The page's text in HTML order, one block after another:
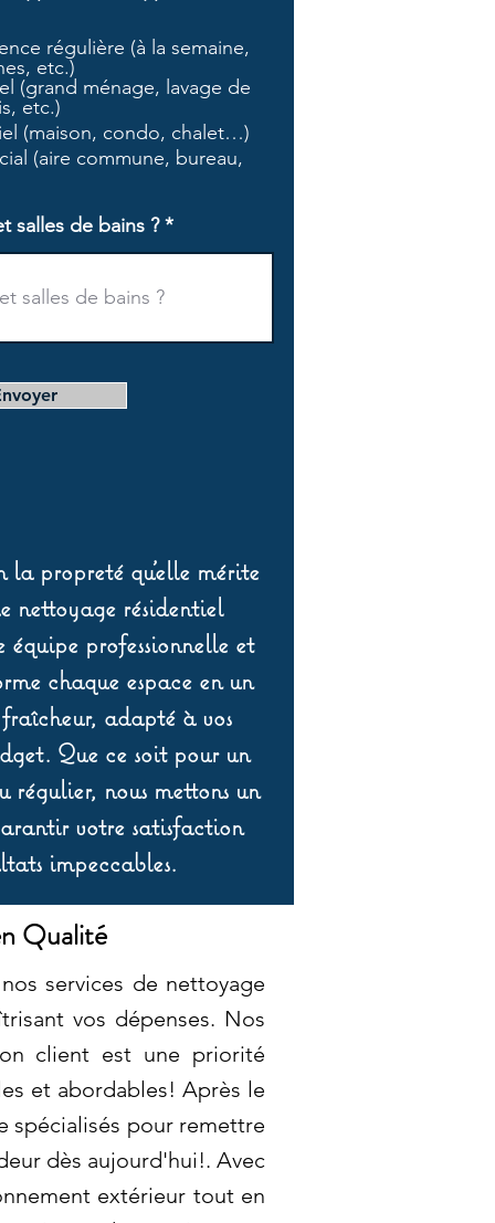
i
a
o
i
régulière (à la semaine,
etc.)
(grand ménage, lavage de
etc.)
(maison, condo, chalet…)
(aire commune, bureau,
salles de bains ?
propreté qu’elle mérite
nettoyage résidentiel
professionnelle et
chaque espace en un
adapté à vos
Que ce soit pour un
régulier, nous mettons un
votre satisfaction
impeccables.
Qualité
services de nettoyage
vos dépenses. Nos
client est une priorité
et abordables! Après le
spécialisés pour remettre
dès aujourd'hui!. Avec
extérieur tout en